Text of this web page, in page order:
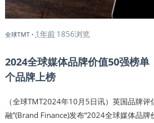
全球TMT • 1年前 1856浏览
2024全球媒体品牌价值50强榜单
个品牌上榜
（全球TMT2024年10月5日讯）英国品牌评
融”(Brand Finance)发布“2024全球媒体品